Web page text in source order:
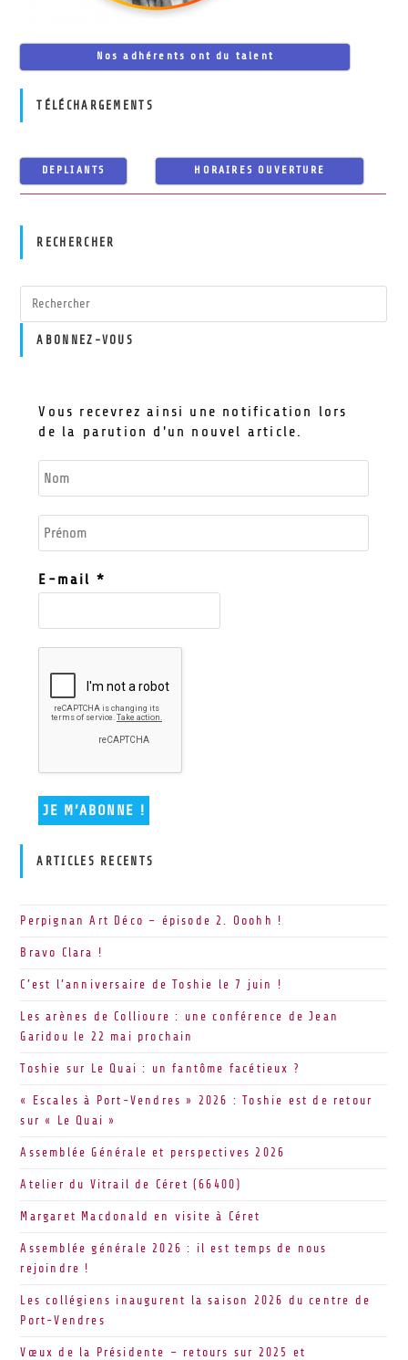
Nos adhérents ont du talent
TÉLÉCHARGEMENTS
DEPLIANTS HORAIRES OUVERTURE
RECHERCHER
ABONNEZ-VOUS
Vous recevrez ainsi une notification lors
de la parution d'un nouvel article.
E-mail *
ARTICLES RECENTS
Perpignan Art Déco – épisode 2. Ooohh !
Bravo Clara !
C’est l’anniversaire de Toshie le 7 juin !
Les arènes de Collioure : une conférence de Jean
Garidou le 22 mai prochain
Toshie sur Le Quai : un fantôme facétieux ?
« Escales à Port-Vendres » 2026 : Toshie est de retour
sur « Le Quai »
Assemblée Générale et perspectives 2026
Atelier du Vitrail de Céret (66400)
Margaret Macdonald en visite à Céret
Assemblée générale 2026 : il est temps de nous
rejoindre !
Les collégiens inaugurent la saison 2026 du centre de
Port-Vendres
Vœux de la Présidente – retours sur 2025 et